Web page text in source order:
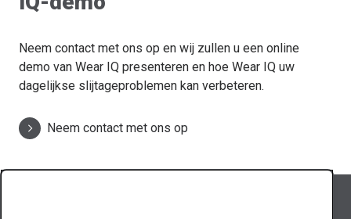
Neem contact met ons op en wij zullen u een online
demo van Wear IQ presenteren en hoe Wear IQ uw
dagelijkse slijtageproblemen kan verbeteren.
Neem contact met ons op